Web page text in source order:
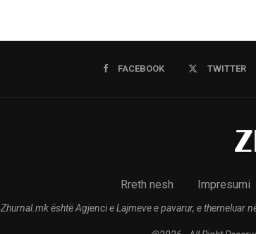
FACEBOOK TWITTER
Rreth nesh Impresumi
Zhurnal.mk është Agjenci e Lajmeve e pavarur, e themeluar